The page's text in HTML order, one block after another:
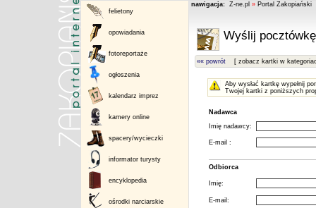
felietony
opowiadania
fotoreportaże
ogłoszenia
kalendarz imprez
kamery online
spacery/wycieczki
informator turysty
encyklopedia
ośrodki narciarskie
nawigacja: Z-ne.pl » Portal Zakopiański
Wyślij
«« powrót [ zobacz kartki w
Aby wysłać kartkę wypełnij
Twojej kartki z poniższych
Nadawca
Imię nadawcy:
E-mail :
Odbiorca
Imię:
E-mail: